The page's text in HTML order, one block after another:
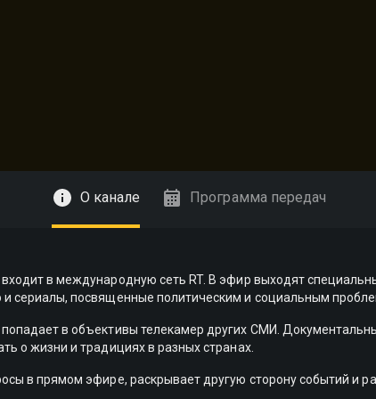
О канале Программа передач
в международную сеть RT. В эфир выходят
сериалы, посвященные политическим и социальным
в объективы телекамер других СМИ.
о жизни и традициях в разных странах.
в прямом эфире, раскрывает другую сторону событий и